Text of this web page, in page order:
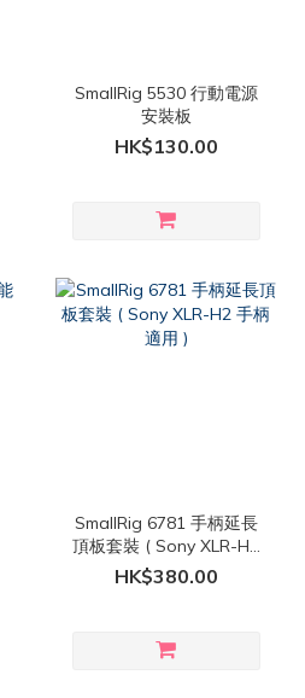
SmallRig 5530 行動電源
安裝板
HK$130.00
SmallRig 6781 手柄延長
頂板套裝 ( Sony XLR-H2
手柄 適用 )
HK$380.00